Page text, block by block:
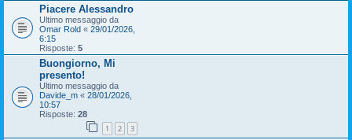
Piacere Alessandro
Ultimo messaggio da
Omar Rold « 29/01/2026,
6:15
Risposte: 5
Buongiorno, Mi
presento!
Ultimo messaggio da
Davide_m « 28/01/2026,
10:57
Risposte: 28
1 2 3